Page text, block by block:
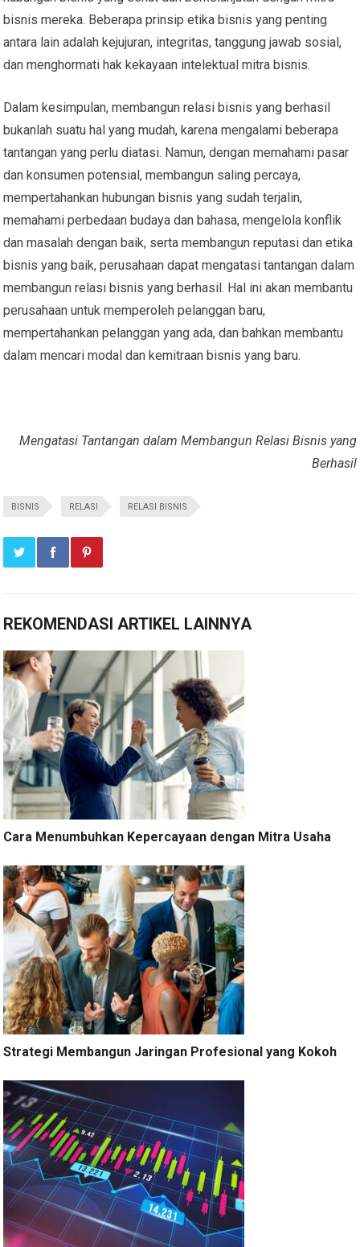
bisnis mereka. Beberapa prinsip etika bisnis yang penting
antara lain adalah kejujuran, integritas, tanggung jawab sosial,
dan menghormati hak kekayaan intelektual mitra bisnis.
Dalam kesimpulan, membangun relasi bisnis yang berhasil
bukanlah suatu hal yang mudah, karena mengalami beberapa
tantangan yang perlu diatasi. Namun, dengan memahami pasar
dan konsumen potensial, membangun saling percaya,
mempertahankan hubungan bisnis yang sudah terjalin,
memahami perbedaan budaya dan bahasa, mengelola konflik
dan masalah dengan baik, serta membangun reputasi dan etika
bisnis yang baik, perusahaan dapat mengatasi tantangan dalam
membangun relasi bisnis yang berhasil. Hal ini akan membantu
perusahaan untuk memperoleh pelanggan baru,
mempertahankan pelanggan yang ada, dan bahkan membantu
dalam mencari modal dan kemitraan bisnis yang baru.
Mengatasi Tantangan dalam Membangun Relasi Bisnis yang
Berhasil
BISNIS RELASI RELASI BISNIS
REKOMENDASI ARTIKEL LAINNYA
Cara Menumbuhkan Kepercayaan dengan Mitra Usaha
Strategi Membangun Jaringan Profesional yang Kokoh